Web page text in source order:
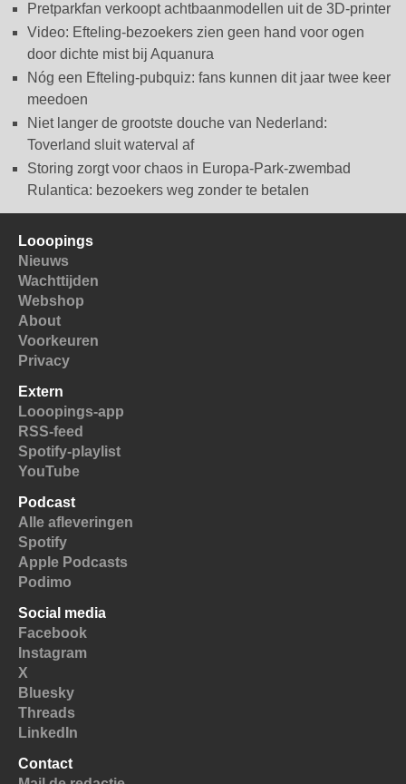
Pretparkfan verkoopt achtbaanmodellen uit de 3D-printer
Video: Efteling-bezoekers zien geen hand voor ogen
door dichte mist bij Aquanura
Nóg een Efteling-pubquiz: fans kunnen dit jaar twee keer
meedoen
Niet langer de grootste douche van Nederland:
Toverland sluit waterval af
Storing zorgt voor chaos in Europa-Park-zwembad
Rulantica: bezoekers weg zonder te betalen
Looopings
Nieuws
Wachttijden
Webshop
About
Voorkeuren
Privacy
Extern
Looopings-app
RSS-feed
Spotify-playlist
YouTube
Podcast
Alle afleveringen
Spotify
Apple Podcasts
Podimo
Social media
Facebook
Instagram
X
Bluesky
Threads
LinkedIn
Contact